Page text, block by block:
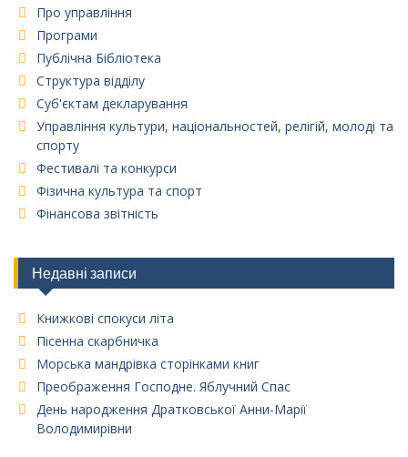
Про управління
Програми
Публічна Бібліотека
Структура відділу
Суб'єктам декларування
Управління культури, національностей, релігій, молоді та
спорту
Фестивалі та конкурси
Фізична культура та спорт
Фінансова звітність
Недавні записи
Книжкові спокуси літа
Пісенна скарбничка
Морська мандрівка сторінками книг
Преображення Господне. Яблучний Спас
День народження Дратковської Анни-Марії
Володимирівни